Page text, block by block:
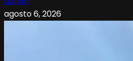
agosto 6, 2026